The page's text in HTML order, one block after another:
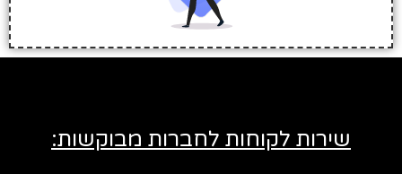
שירות לקוחות לחברות מבוקשות: